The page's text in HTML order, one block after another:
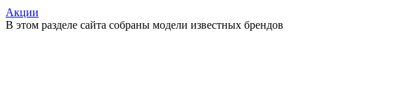
Акции
В этом разделе сайта собраны модели известных брендов